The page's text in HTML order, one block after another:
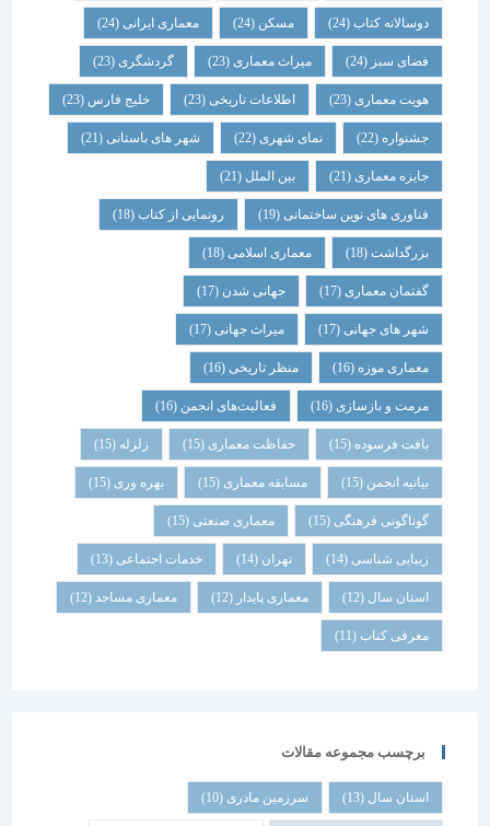
دوسالانه کتاب(24) مسکن (24) معماری ایرانی(24)
فضای سبز(24) میراث معماری (23) گردشگری (23)
هویت معماری (23) اطلاعات تاریخی(23) خلیج فارس(23)
جشنواره(22) نمای شهری(22) شهر های باستانی (21)
جایزه معماری (21) بین الملل(21)
فناوری های نوین ساختمانی(19) رونمایی از کتاب (18)
بزرگداشت (18) معماری اسلامی(18)
گفتمان معماری (17) جهانی شدن(17)
شهر های جهانی(17) میراث جهانی(17)
معماری موزه(16) منظر تاریخی (16)
مرمت و بازسازی(16) فعالیت‌های انجمن(16)
بافت فرسوده (15) حفاظت معماری (15) زلزله
بیانیه انجمن(15) مسابقه معماری (15) بهره وری(15)
گوناگونی فرهنگی (15) معماری صنعتی(15)
زیبایی شناسی (14) تهران خدمات اجتماعی (13)
استان سال(12) معماری پایدار (12) معماری مساجد(12)
معرفی کتاب(11)
برچسب مجموعه مقالات
استان سال(13) سرزمین مادری(10)